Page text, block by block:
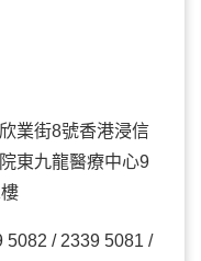
業街8號香港浸信
東九龍醫療中心9
5082 / 2339 5081 /